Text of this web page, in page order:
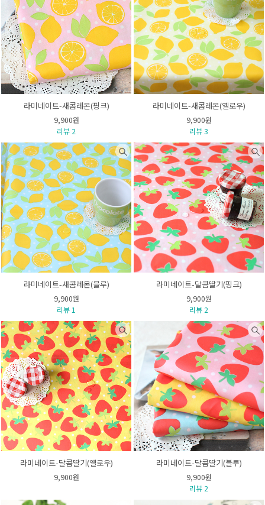
라미네이트-새콤레몬(핑크)
9,900원
리뷰 2
라미네이트-새콤레몬(옐로우)
9,900원
리뷰 3
라미네이트-새콤레몬(블루)
9,900원
리뷰 1
라미네이트-달콤딸기(핑크)
9,900원
리뷰 2
라미네이트-달콤딸기(옐로우)
9,900원
라미네이트-달콤딸기(블루)
9,900원
리뷰 2